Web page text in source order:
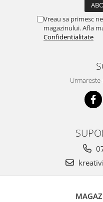
Terapie de integrare
Vreau sa primesc
magazinului. Afla
Confidentialitate